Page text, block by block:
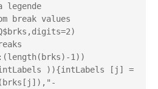
legende
break values
1))
)){intLabels [j] =